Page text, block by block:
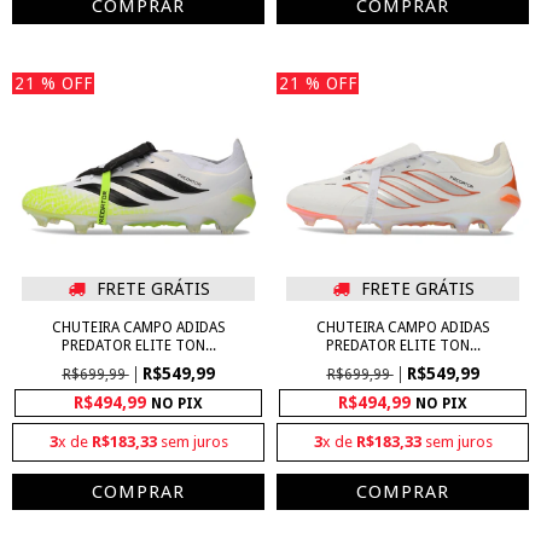
COMPRAR COMPRAR
21 % OFF
FRETE GRÁTIS
CHUTEIRA CAMPO ADIDAS
PREDATOR ELITE TON...
R$699,99
R$549,99
R$494,99 NO PIX
3x de R$183,33sem juros
COMPRAR
21 % OFF
FRETE GRÁTIS
CHUTEIRA CAMPO ADIDAS
PREDATOR ELITE TON...
R$699,99
R$549,99
R$494,99 NO PIX
3x de R$183,33sem juros
COMPRAR